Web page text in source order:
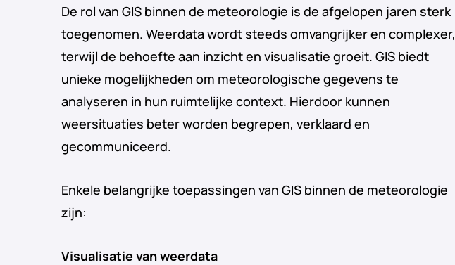
De rol van GIS binnen de meteorologie is de afgelopen jaren sterk
toegenomen. Weerdata wordt steeds omvangrijker en complexer,
terwijl de behoefte aan inzicht en visualisatie groeit. GIS biedt
unieke mogelijkheden om meteorologische gegevens te
analyseren in hun ruimtelijke context. Hierdoor kunnen
weersituaties beter worden begrepen, verklaard en
gecommuniceerd.
Enkele belangrijke toepassingen van GIS binnen de meteorologie
zijn:
Visualisatie van weerdata